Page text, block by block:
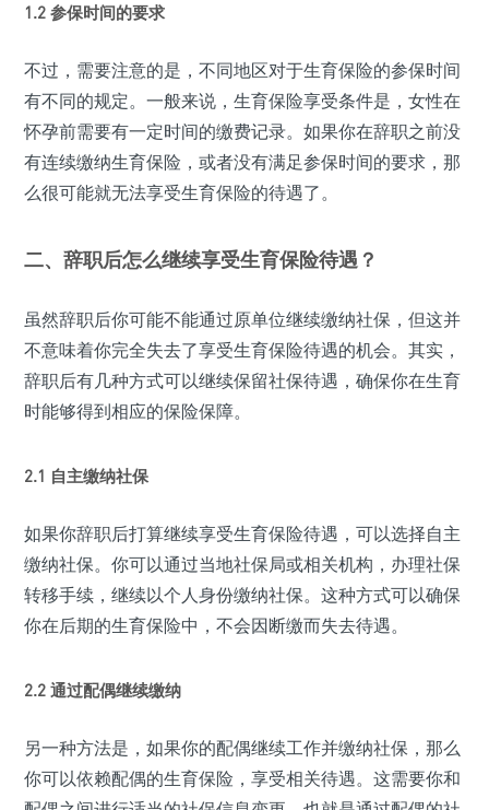
1.2 参保时间的要求
不过，需要注意的是，不同地区对于生育保险的参保时间
有不同的规定。一般来说，生育保险享受条件是，女性在
怀孕前需要有一定时间的缴费记录。如果你在辞职之前没
有连续缴纳生育保险，或者没有满足参保时间的要求，那
么很可能就无法享受生育保险的待遇了。
二、辞职后怎么继续享受生育保险待遇？
虽然辞职后你可能不能通过原单位继续缴纳社保，但这并
不意味着你完全失去了享受生育保险待遇的机会。其实，
辞职后有几种方式可以继续保留社保待遇，确保你在生育
时能够得到相应的保险保障。
2.1 自主缴纳社保
如果你辞职后打算继续享受生育保险待遇，可以选择自主
缴纳社保。你可以通过当地社保局或相关机构，办理社保
转移手续，继续以个人身份缴纳社保。这种方式可以确保
你在后期的生育保险中，不会因断缴而失去待遇。
2.2 通过配偶继续缴纳
另一种方法是，如果你的配偶继续工作并缴纳社保，那么
你可以依赖配偶的生育保险，享受相关待遇。这需要你和